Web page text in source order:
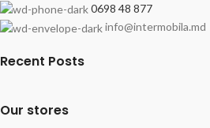
0698 48 877
info@intermobila.md
Recent Posts
Our stores